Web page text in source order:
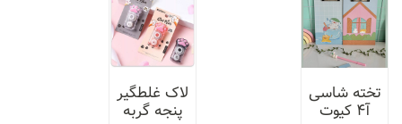
تخته شاسی
آ۴ کیوت
لاک غلطگیر
پنجه گربه